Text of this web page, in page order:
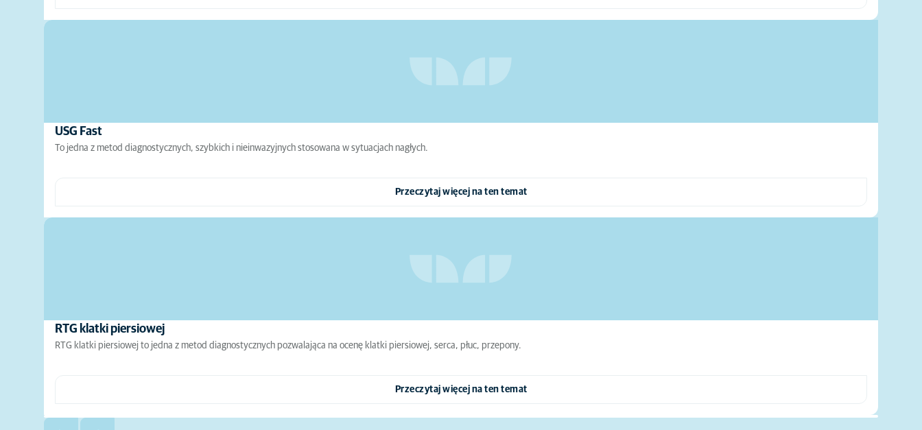
USG Fast
To jedna z metod diagnostycznych, szybkich i nieinwazyjnych stosowana w sytuacjach nagłych.
Przeczytaj więcej na ten temat
RTG klatki piersiowej
RTG klatki piersiowej to jedna z metod diagnostycznych pozwalająca na ocenę klatki piersiowej, serca, płuc, przepony.
Przeczytaj więcej na ten temat